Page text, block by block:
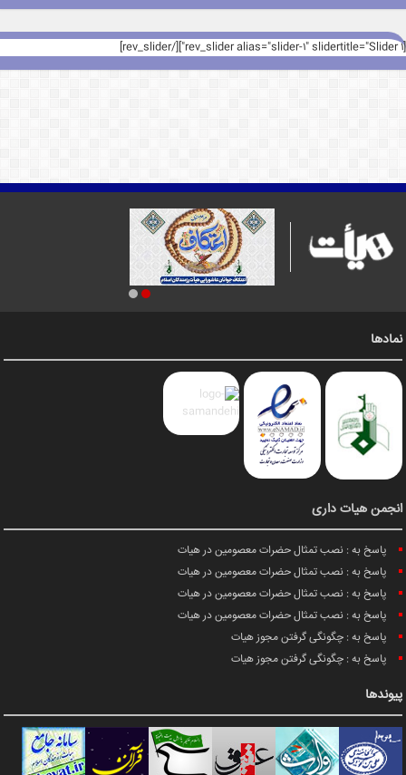
[rev_slider alias="slider-1" slidertitle="Slider 1"][/rev_slider]
نمادها
انجمن هیات داری
پاسخ به : نصب تمثال حضرات معصومین در هیات
پاسخ به : نصب تمثال حضرات معصومین در هیات
پاسخ به : نصب تمثال حضرات معصومین در هیات
پاسخ به : نصب تمثال حضرات معصومین در هیات
پاسخ به : چگونگی گرفتن مجوز هیات
پاسخ به : چگونگی گرفتن مجوز هیات
پیوندها